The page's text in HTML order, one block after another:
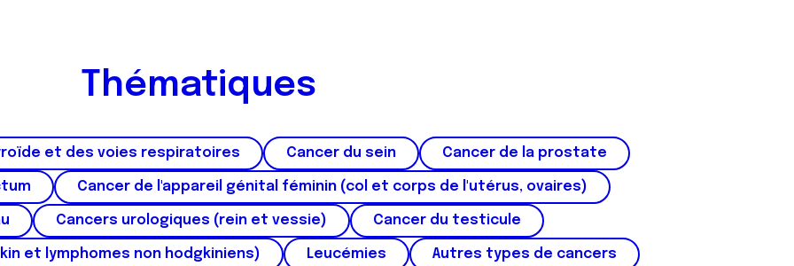
Thématiques
et des voies respiratoires Cancer du sein Cancer de la prostate
Cancer de l'appareil génital féminin (col et corps de l'utérus, ovaires)
Cancers urologiques (rein et vessie) Cancer du testicule
et lymphomes non hodgkiniens) Leucémies Autres types de cancers